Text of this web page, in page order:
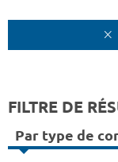
FILTRE DE
Par type de